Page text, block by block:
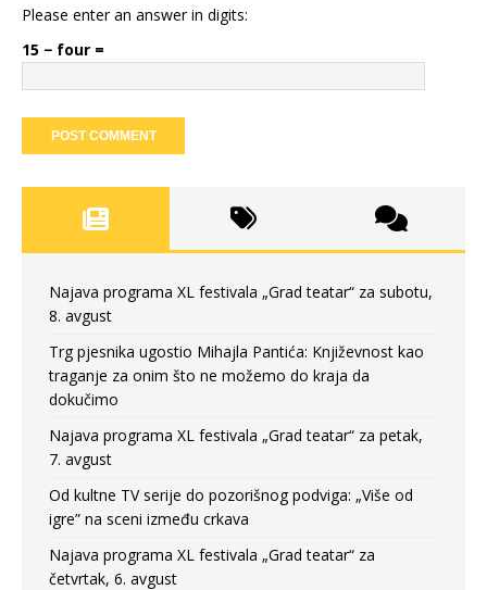
Please enter an answer in digits:
15 − four =
Najava programa XL festivala „Grad teatar“ za subotu,
8. avgust
Trg pjesnika ugostio Mihajla Pantića: Književnost kao
traganje za onim što ne možemo do kraja da
dokučimo
Najava programa XL festivala „Grad teatar“ za petak,
7. avgust
Od kultne TV serije do pozorišnog podviga: „Više od
igre” na sceni između crkava
Najava programa XL festivala „Grad teatar“ za
četvrtak, 6. avgust